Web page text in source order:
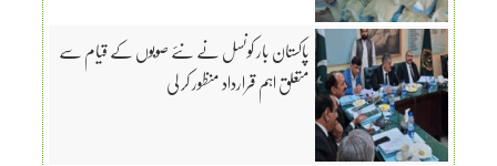
پاکستان بار کونسل نے نئے صوبوں کے قیام سے
متعلق اہم قرارداد منظور کر لی